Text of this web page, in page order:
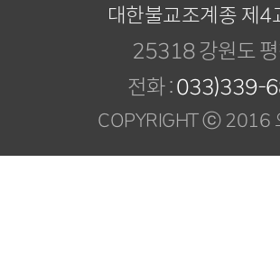
대한불교조계종 제4
25318 강원도
전화 :033)339-
COPYRIGHT ⓒ 2016